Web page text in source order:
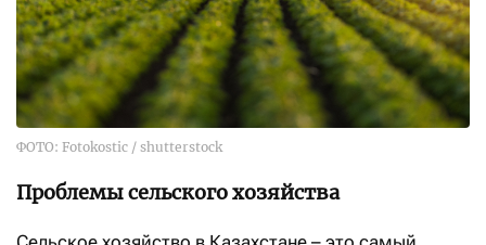
ФОТО: Fotokostic / shutterstock
Проблемы сельского хозяйства